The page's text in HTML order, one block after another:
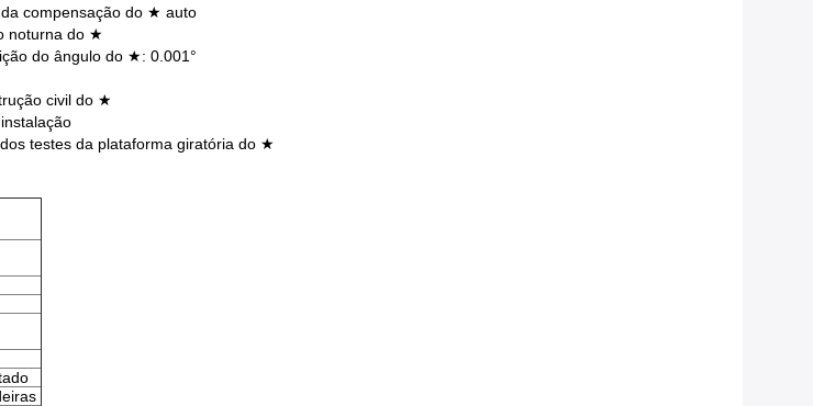
compensação do ★ auto
noturna do ★
do ângulo do ★: 0.001°
civil do ★
testes da plataforma giratória do ★